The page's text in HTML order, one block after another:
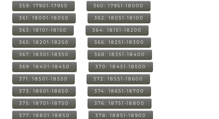
359: 17901-17950 360: 17951-18000
361: 18001-18050 362: 18051-18100
363: 18101-18150 364: 18151-18200
365: 18201-18250 366: 18251-18300
367: 18301-18350 368: 18351-18400
369: 18401-18450 370: 18451-18500
371: 18501-18550 372: 18551-18600
373: 18601-18650 374: 18651-18700
375: 18701-18750 376: 18751-18800
377: 18801-18850 378: 18851-18900